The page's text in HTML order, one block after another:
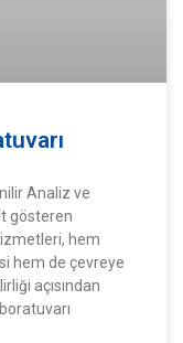
Analiz ve
gösteren
hem
hem de çevreye
açısından